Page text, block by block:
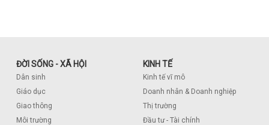
ĐỜI SỐNG - XÃ HỘI
Dân sinh
Giáo dục
Giao thông
Môi trường
KINH TẾ
Kinh tế vĩ mô
Doanh nhân & Doanh nghiệp
Thị trường
Đầu tư - Tài chính